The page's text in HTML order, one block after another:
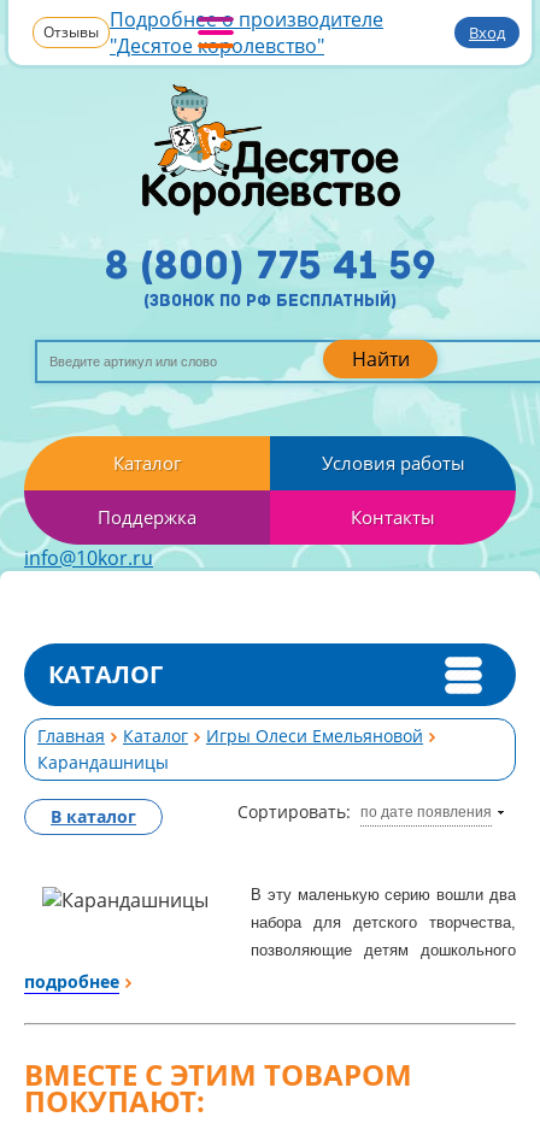
Отзывы Подробнее о производителе
"Десятое королевство"
Вход
Найти
8 (800) 775 41 59
(звонок по рф бесплатный)
Каталог Условия работы
Поддержка Контакты
info@10kor.ru
КАТАЛОГ
Главная Каталог
Игры Олеси Емельяновой
Карандашницы
Сортировать: по дате появления
В каталог
В эту маленькую серию вошли два
набора для детского творчества,
позволяющие детям дошкольного
поделки своими руками
такой нарядной карандашницы
подробнее
ВМЕСТЕ С ЭТИМ ТОВАРОМ
ПОКУПАЮТ: